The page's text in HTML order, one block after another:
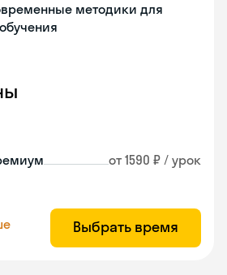
методики для
от 1590 ₽ / урок
Выбрать время